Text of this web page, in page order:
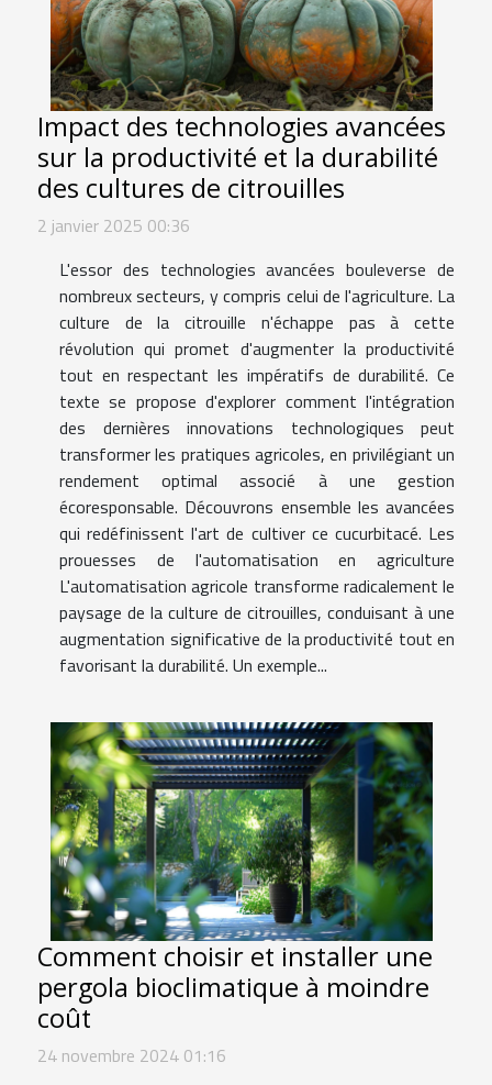
Impact des technologies avancées
sur la productivité et la durabilité
des cultures de citrouilles
2 janvier 2025 00:36
L'essor des technologies avancées bouleverse de
nombreux secteurs, y compris celui de l'agriculture. La
culture de la citrouille n'échappe pas à cette
révolution qui promet d'augmenter la productivité
tout en respectant les impératifs de durabilité. Ce
texte se propose d'explorer comment l'intégration
des dernières innovations technologiques peut
transformer les pratiques agricoles, en privilégiant un
rendement optimal associé à une gestion
écoresponsable. Découvrons ensemble les avancées
qui redéfinissent l'art de cultiver ce cucurbitacé. Les
prouesses de l'automatisation en agriculture
L'automatisation agricole transforme radicalement le
paysage de la culture de citrouilles, conduisant à une
augmentation significative de la productivité tout en
favorisant la durabilité. Un exemple...
Comment choisir et installer une
pergola bioclimatique à moindre
coût
24 novembre 2024 01:16